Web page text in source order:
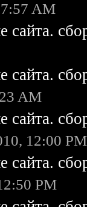
AM
сайта.
сайта.
AM
сайта.
12:00 PM
сайта.
PM